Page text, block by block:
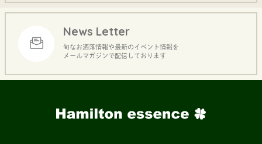
News Letter
旬なお洒落情報や最新のイベント情報を
メールマガジンで配信しております